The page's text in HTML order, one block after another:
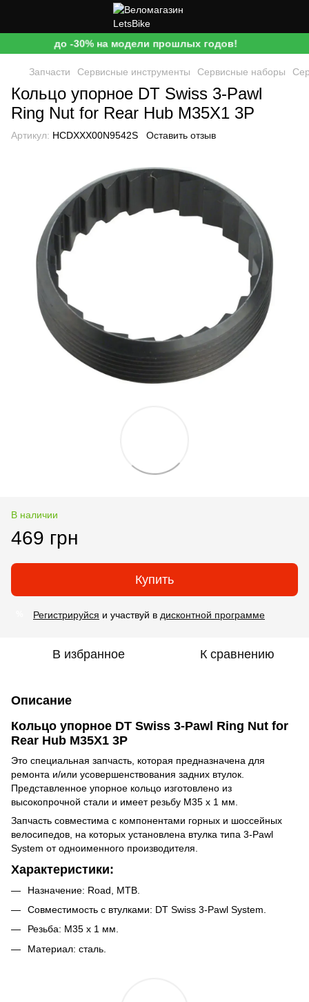
до -30% на модели прошлых годов!
Запчасти Сервисные инструменты Сервисные наборы
Кольцо упорное DT Swiss 3-Pawl
Ring Nut for Rear Hub M35X1 3P
Артикул: HCDXXX00N9542S Оставить отзыв
В наличии
469 грн
Купить
Регистрируйся и участвуй в дисконтной программе
В избранное К сравнению
Описание
Кольцо упорное DT Swiss 3-Pawl Ring Nut for
Rear Hub M35X1 3P
Это специальная запчасть, которая предназначена для
ремонта и/или усовершенствования задних втулок.
Представленное упорное кольцо изготовлено из
высокопрочной стали и имеет резьбу M35 x 1 мм.
Запчасть совместима с компонентами горных и шоссейных
велосипедов, на которых установлена втулка типа 3-Pawl
System от одноименного производителя.
Характеристики:
Назначение: Road, MTB.
Совместимость с втулками: DT Swiss 3-Pawl System.
Резьба: M35 x 1 мм.
Материал: сталь.